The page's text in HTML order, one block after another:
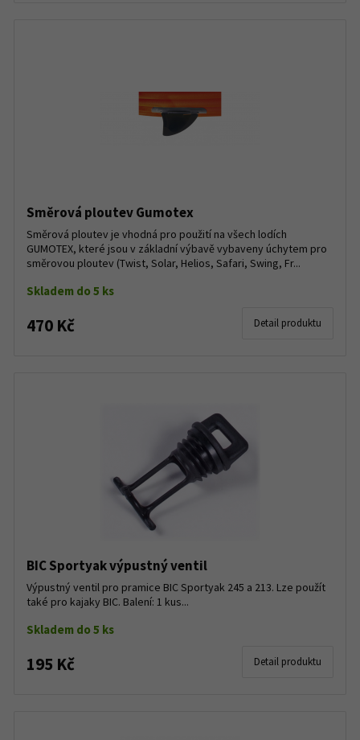
Směrová ploutev Gumotex
Směrová ploutev je vhodná pro použití na všech lodích
GUMOTEX, které jsou v základní výbavě vybaveny úchytem pro
směrovou ploutev (Twist, Solar, Helios, Safari, Swing, Fr...
Skladem do 5 ks
470 Kč Detail produktu
BIC Sportyak výpustný ventil
Výpustný ventil pro pramice BIC Sportyak 245 a 213. Lze použít
také pro kajaky BIC. Balení: 1 kus...
Skladem do 5 ks
195 Kč Detail produktu